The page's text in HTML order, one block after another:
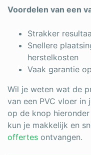
Voordelen van een
Strakker
Snellere
herstelkosten
Vaak garantie
Wil je weten wat de
van een PVC vloer in
op de knop
kun je makkelijk en
offertes ontvangen.